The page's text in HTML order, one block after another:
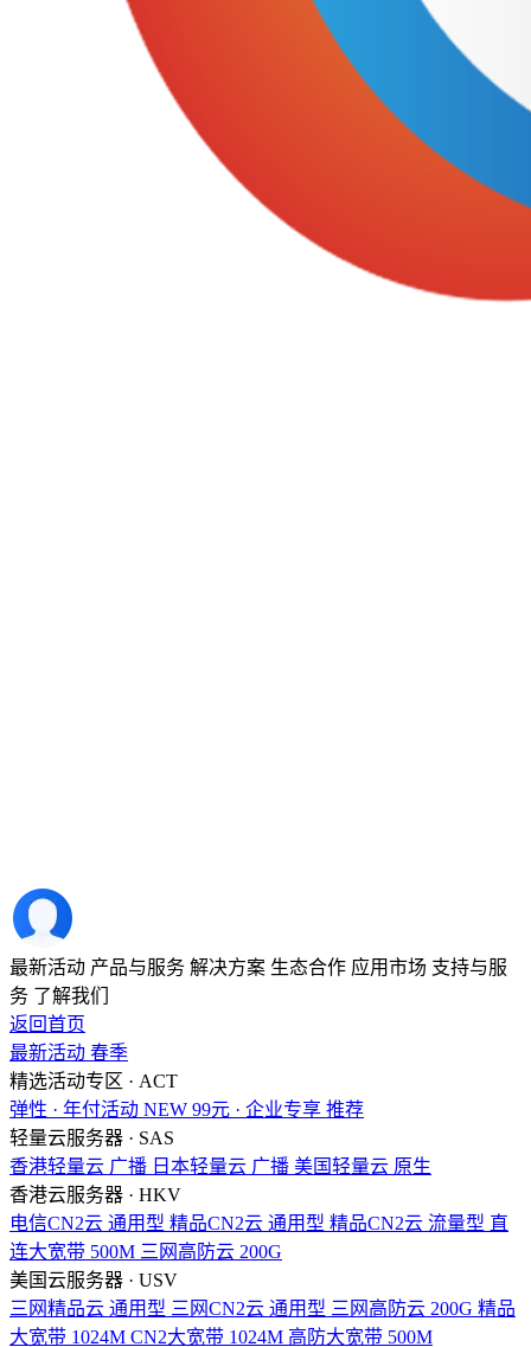
最新活动 产品与服务 解决方案 生态合作 应用市场 支持与服
务 了解我们
返回首页
最新活动 春季
精选活动专区 · ACT
弹性 · 年付活动 NEW 99元 · 企业专享 推荐
轻量云服务器 · SAS
香港轻量云 广播 日本轻量云 广播 美国轻量云 原生
香港云服务器 · HKV
电信CN2云 通用型 精品CN2云 通用型 精品CN2云 流量型 直
连大宽带 500M 三网高防云 200G
美国云服务器 · USV
三网精品云 通用型 三网CN2云 通用型 三网高防云 200G 精品
大宽带 1024M CN2大宽带 1024M 高防大宽带 500M